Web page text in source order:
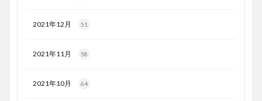
2021年12月 51
2021年11月 58
2021年10月 64